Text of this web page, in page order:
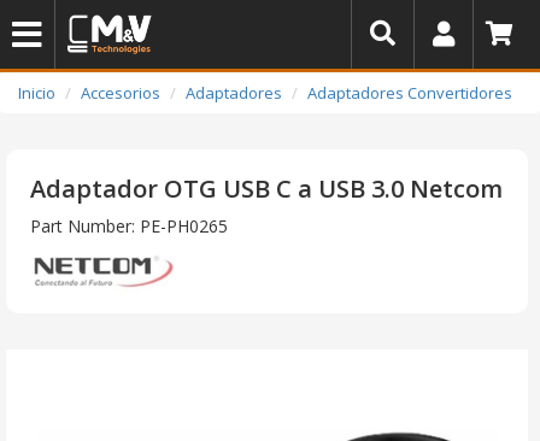
Inicio Accesorios Adaptadores Adaptadores Convertidores
Adaptador OTG USB C a USB 3.0 Netcom
Part Number: PE-PH0265